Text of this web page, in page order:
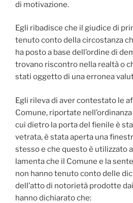
di motivazione.
Egli ribadisce che il giudice di
tenuto conto della circostanza
ha posto a base dell’ordine di
trovano riscontro nella realtà o
stati oggetto di una erronea
Egli rileva di aver contestato le
Comune, riportate
cui dietro la porta del fienile è
vetrata, è stata aperta una
stesso e che questo è utilizzato
lamenta che il Comune e la
non hanno tenuto conto delle
dell’atto di notorietà prodotte
hanno dichiarato che: